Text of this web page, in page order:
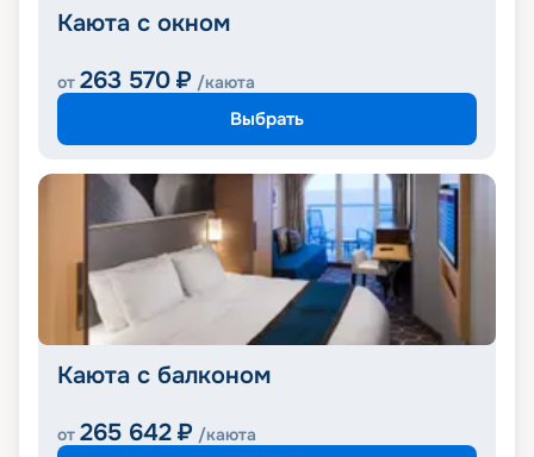
Каюта с окном
от 263 570 ₽ /каюта
Выбрать
Каюта с балконом
от 265 642 ₽ /каюта